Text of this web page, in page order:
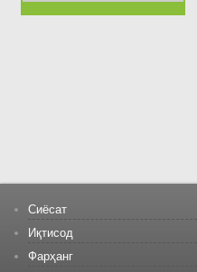
Сиёсат
Иқтисод
Фарҳанг